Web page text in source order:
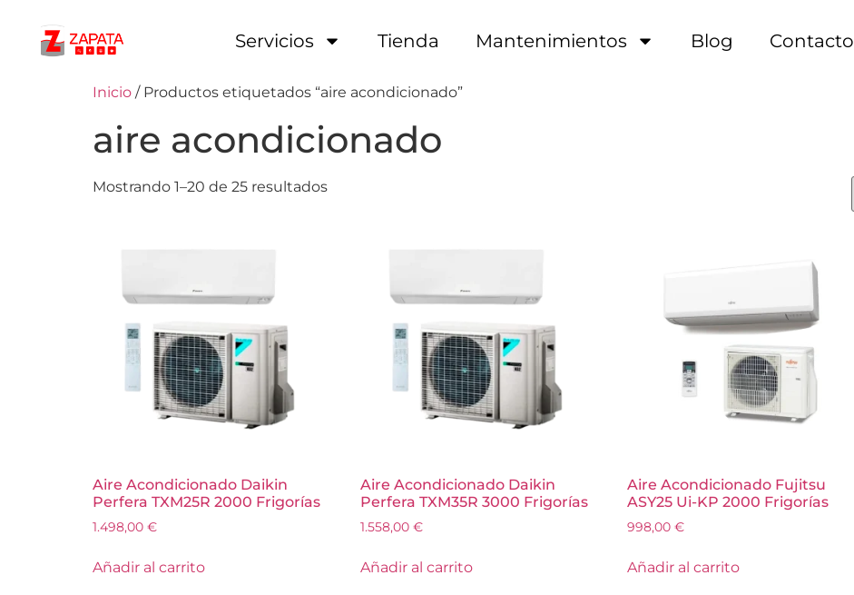
Servicios Tienda Mantenimientos Blog Contacto
Inicio / Productos etiquetados “aire acondicionado”
aire acondicionado
Mostrando 1–20 de 25 resultados
Aire Acondicionado Daikin
Perfera TXM25R 2000 Frigorías
1.498,00 €
Añadir al carrito
Aire Acondicionado Daikin
Perfera TXM35R 3000 Frigorías
1.558,00 €
Añadir al carrito
Aire Acondicionado Fujitsu
ASY25 Ui-KP 2000 Frigorías
998,00€
Añadir al carrito